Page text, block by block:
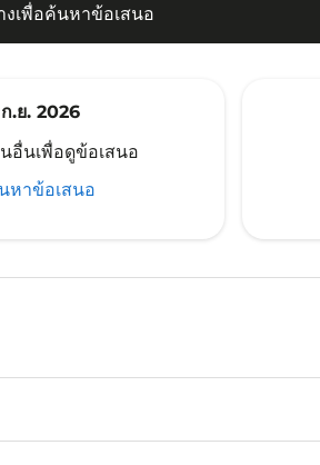
เพื่อค้นหาข้อเสนอ
ก.ย. 2026
อื่นเพื่อดูข้อเสนอ
หาข้อเสนอ
VTZ–TJQ: cmp-view-offers-
VTZ–TJQ: cmp-view-offers-
VTZ–TJQ: cmp-view-
VTZ–TJQ: cmp-view-
VTZ–TJQ: cmp-
VTZ–TJQ: